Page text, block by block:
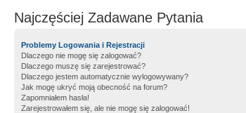
Najczęściej Zadawane Pytania
Problemy Logowania i Rejestracji
Dlaczego nie mogę się zalogować?
Dlaczego muszę się zarejestrować?
Dlaczego jestem automatycznie wylogowywany?
Jak mogę ukryć moją obecność na forum?
Zapomniałem hasła!
Zarejestrowałem się, ale nie mogę się zalogować!